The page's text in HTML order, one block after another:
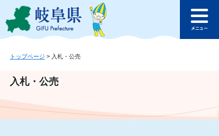
ジ
ュ
文
このページの本文へ
ュ
トップページ > 入札・公売
入札・公売